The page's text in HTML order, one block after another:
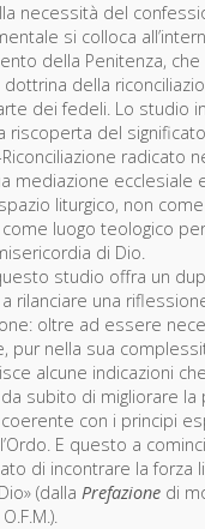
necessità del
si colloca
della Penitenza,
della
dei fedeli. Lo studio
riscoperta del
radicato
mediazione ecclesiale
liturgico, non
luogo teologico
di Dio.
studio offra un
rilanciare una
oltre ad essere
pur nella sua
alcune indicazioni
subito di migliorare la
con i principi
E questo a
di incontrare la forza
(dallaPrefazione di